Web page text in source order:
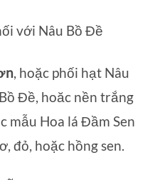
với Nâu Bồ Đề
, hoặc phối hạt Nâu
Đề, hoăc nền trắng
mẫu Hoa lá Đầm Sen
đỏ, hoặc hồng sen.